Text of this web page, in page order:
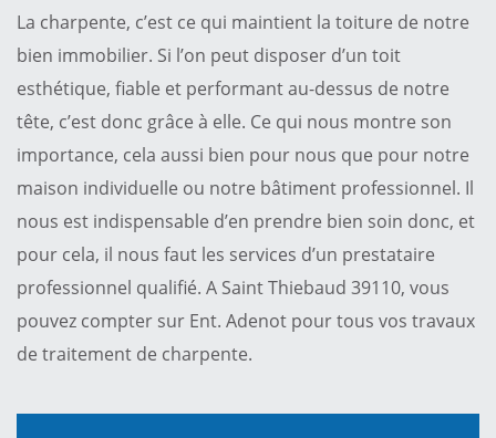
La charpente, c’est ce qui maintient la toiture de notre
bien immobilier. Si l’on peut disposer d’un toit
esthétique, fiable et performant au-dessus de notre
tête, c’est donc grâce à elle. Ce qui nous montre son
importance, cela aussi bien pour nous que pour notre
maison individuelle ou notre bâtiment professionnel. Il
nous est indispensable d’en prendre bien soin donc, et
pour cela, il nous faut les services d’un prestataire
professionnel qualifié. A Saint Thiebaud 39110, vous
pouvez compter sur Ent. Adenot pour tous vos travaux
de traitement de charpente.